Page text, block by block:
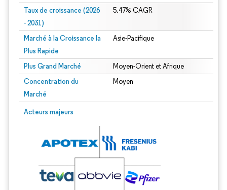
Taux de croissance (2026
- 2031)
5.47% CAGR
Marché à la Croissance la
Plus Rapide
Asie-Pacifique
Plus Grand Marché Moyen-Orient et Afrique
Concentration du
Marché
Moyen
Acteurs majeurs
Image © Mordor Intelligence. La réutilisation nécessite une attribution sous CC